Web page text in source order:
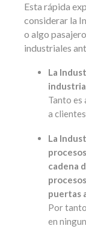
Esta rápida
considerar la
o algo
industriales
La
Tanto es
a
La
cadena
puertas
Por
en